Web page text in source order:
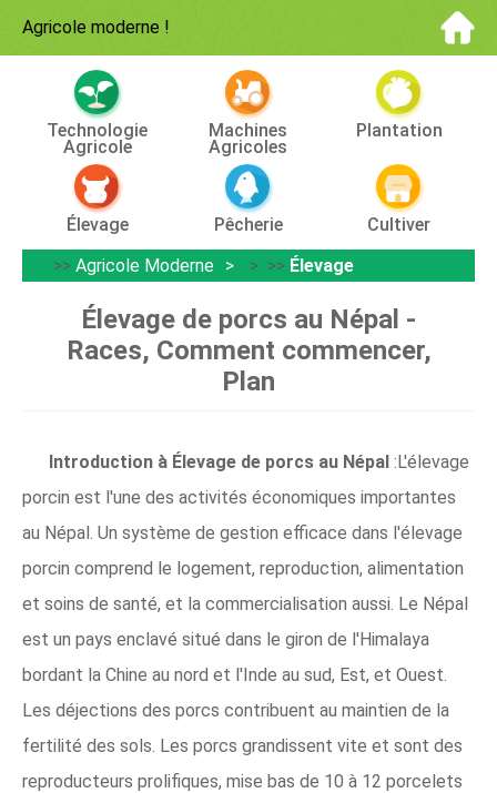
Agricole moderne !
Technologie
Agricole
Machines
Agricoles
Plantation
Élevage Pêcherie
Cultiver
>> Agricole Moderne > >> Élevage
Élevage de porcs au Népal -
Races, Comment commencer,
Plan
Introduction à Élevage de porcs au Népal :L'élevage
porcin est l'une des activités économiques importantes
au Népal. Un système de gestion efficace dans l'élevage
porcin comprend le logement, reproduction, alimentation
et soins de santé, et la commercialisation aussi. Le Népal
est un pays enclavé situé dans le giron de l'Himalaya
bordant la Chine au nord et l'Inde au sud, Est, et Ouest.
Les déjections des porcs contribuent au maintien de la
fertilité des sols. Les porcs grandissent vite et sont des
reproducteurs prolifiques, mise bas de 10 à 12 porcelets